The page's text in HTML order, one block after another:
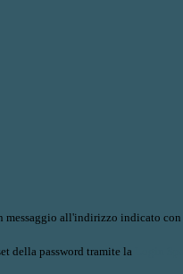
messaggio all'indirizzo indicato con
della password tramite la